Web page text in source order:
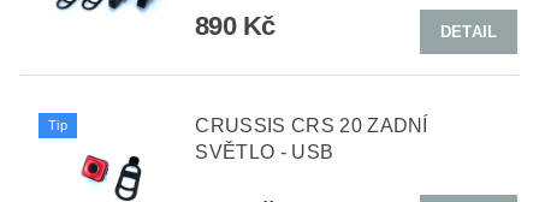
890 Kč DETAIL
Tip
CRUSSIS CRS 20 ZADNÍ
SVĚTLO - USB